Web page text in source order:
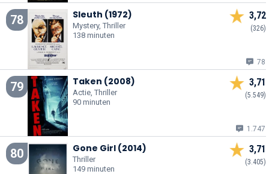
78 Sleuth (1972)
Mystery, Thriller
138 minuten
3,72
(326)
78
79 Taken (2008)
Actie, Thriller
90 minuten
3,71
(5.549)
1.747
80 Gone Girl (2014)
Thriller
149 minuten
3,71
(3.405)